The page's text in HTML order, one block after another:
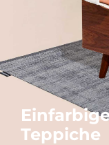
Teppiche